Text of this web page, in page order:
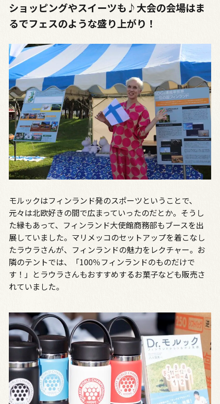
ショッピングやスイーツも♪大会の会場はま
るでフェスのような盛り上がり！
モルックはフィンランド発のスポーツということで、
元々は北欧好きの間で広まっていったのだとか。そうし
た縁もあって、フィンランド大使館商務部もブースを出
展していました。マリメッコのセットアップを着こなし
たラウラさんが、フィンランドの魅力をレクチャー。お
隣のテントでは、「100％フィンランドのものだけで
す！」とラウラさんもおすすめするお菓子なども販売さ
れていました。